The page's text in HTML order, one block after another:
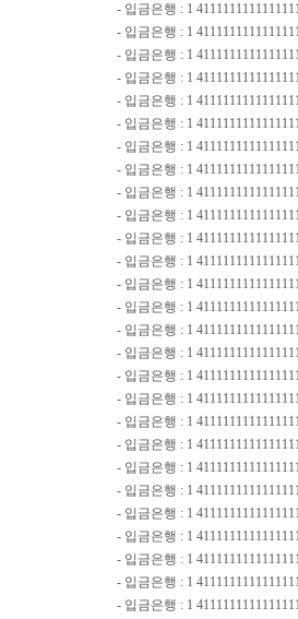
- 입금은행 : 1
- 입금은행 : 1
- 입금은행 : 1
- 입금은행 : 1
- 입금은행 : 1
- 입금은행 : 1
- 입금은행 : 1
- 입금은행 : 1
- 입금은행 : 1
- 입금은행 : 1
- 입금은행 : 1
- 입금은행 : 1
- 입금은행 : 1
- 입금은행 : 1
- 입금은행 : 1
- 입금은행 : 1
- 입금은행 : 1
- 입금은행 : 1
- 입금은행 : 1
- 입금은행 : 1
- 입금은행 : 1
- 입금은행 : 1
- 입금은행 : 1
- 입금은행 : 1
- 입금은행 : 1
- 입금은행 : 1
- 입금은행 : 1